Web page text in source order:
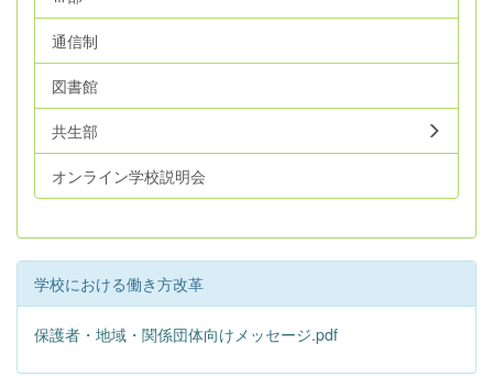
通信制
図書館
共生部
オンライン学校説明会
学校における働き方改革
保護者・地域・関係団体向けメッセージ.pdf